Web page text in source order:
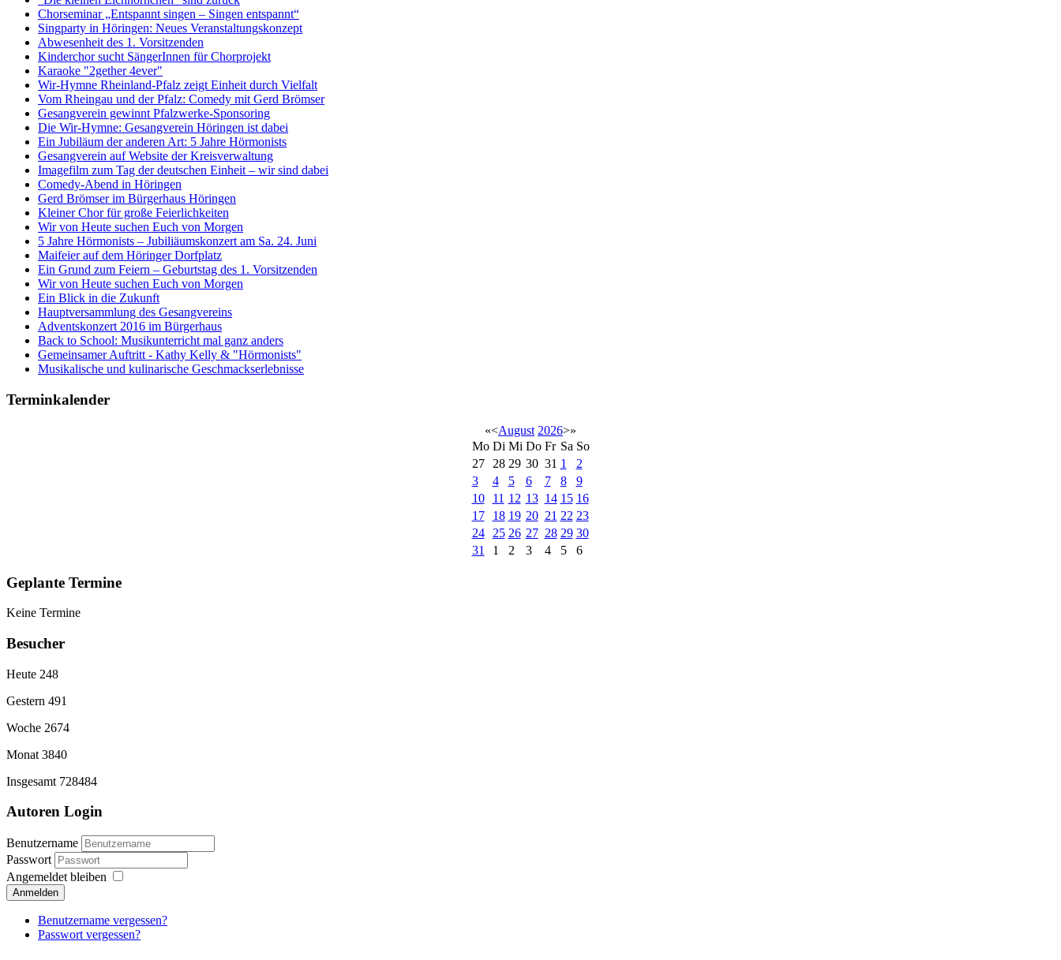
Chorseminar „Entspannt singen – Singen entspannt“
Singparty in Höringen: Neues Veranstaltungskonzept
Abwesenheit des 1. Vorsitzenden
Kinderchor sucht SängerInnen für Chorprojekt
Karaoke "2gether 4ever"
Wir-Hymne Rheinland-Pfalz zeigt Einheit durch Vielfalt
Vom Rheingau und der Pfalz: Comedy mit Gerd Brömser
Gesangverein gewinnt Pfalzwerke-Sponsoring
Die Wir-Hymne: Gesangverein Höringen ist dabei
Ein Jubiläum der anderen Art: 5 Jahre Hörmonists
Gesangverein auf Website der Kreisverwaltung
Imagefilm zum Tag der deutschen Einheit – wir sind dabei
Comedy-Abend in Höringen
Gerd Brömser im Bürgerhaus Höringen
Kleiner Chor für große Feierlichkeiten
Wir von Heute suchen Euch von Morgen
5 Jahre Hörmonists – Jubiliäumskonzert am Sa. 24. Juni
Maifeier auf dem Höringer Dorfplatz
Ein Grund zum Feiern – Geburtstag des 1. Vorsitzenden
Wir von Heute suchen Euch von Morgen
Ein Blick in die Zukunft
Hauptversammlung des Gesangvereins
Adventskonzert 2016 im Bürgerhaus
Back to School: Musikunterricht mal ganz anders
Gemeinsamer Auftritt - Kathy Kelly & "Hörmonists"
Musikalische und kulinarische Geschmackserlebnisse
Terminkalender
«<August 2026>»
Mo Di Mi Do Fr Sa So
27
28 29 30 31 1
2
3
4 5 6 7 8
9
10
11 12 13 14 15 16
17
18 19 20 21 22 23
24
25 26 27 28 29 30
31
1 2 3 4 5 6
Geplante Termine
Keine Termine
Besucher
Heute 248
Gestern 491
Woche 2674
Monat 3840
Insgesamt 728484
Autoren Login
Benutzername
Passwort
Angemeldet bleiben
Anmelden
Benutzername vergessen?
Passwort vergessen?